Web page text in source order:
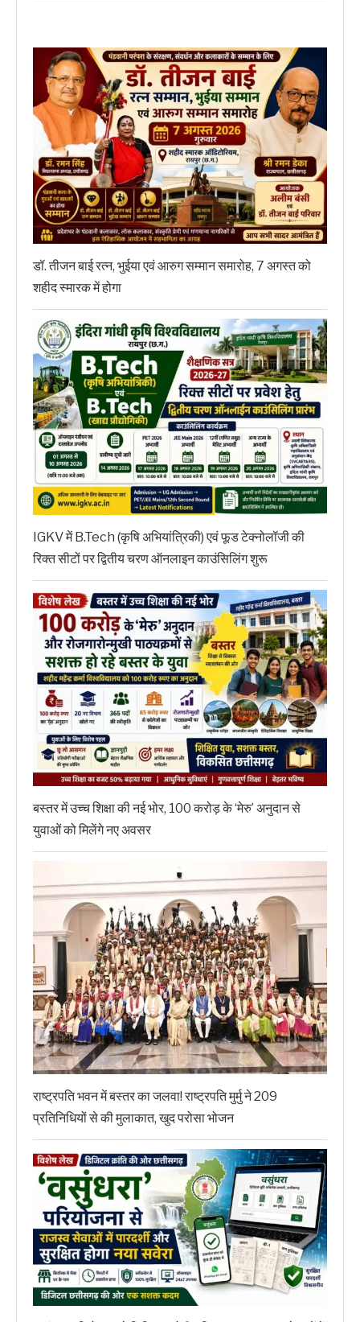
डॉ. तीजन बाई रत्न, भुईया एवं आरुग सम्मान समारोह, 7 अगस्त को
शहीद स्मारक में होगा
IGKV में B.Tech (कृषि अभियांत्रिकी) एवं फूड टेक्नोलॉजी की
रिक्त सीटों पर द्वितीय चरण ऑनलाइन काउंसिलिंग शुरू
बस्तर में उच्च शिक्षा की नई भोर, 100 करोड़ के ‘मेरु’ अनुदान से
युवाओं को मिलेंगे नए अवसर
राष्ट्रपति भवन में बस्तर का जलवा! राष्ट्रपति मुर्मु ने 209
प्रतिनिधियों से की मुलाकात, खुद परोसा भोजन